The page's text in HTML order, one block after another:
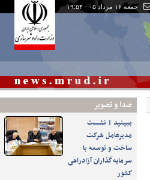
جمعه ۱۶ مرداد ۰۵ - ۱۹:۵۴
صدا و تصوير
ببینید | نشست
مدیرعامل شرکت
ساخت و توسعه با
سرمایه‌گذاران آزادراهی
کشور